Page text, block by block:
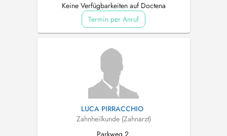
Keine Verfügbarkeiten auf Doctena
Termin per Anruf
LUCA PIRRACCHIO
Zahnheilkunde (Zahnarzt)
Parkweg 2,